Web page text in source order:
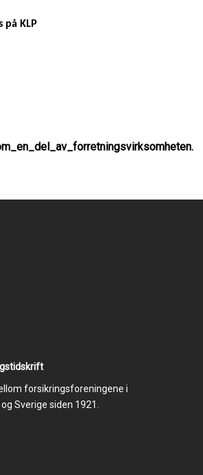
på KLP
forsikringsforeningene i
Sverige siden 1921.